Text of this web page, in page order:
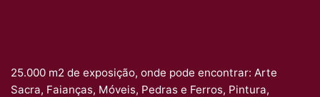
25.000 m2 de exposição, onde pode encontrar: Arte
Sacra, Faianças, Móveis, Pedras e Ferros, Pintura,